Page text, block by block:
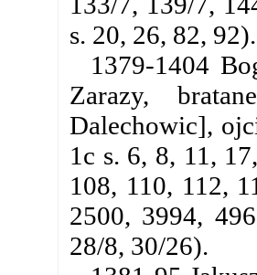
s. 20, 26, 82, 92).
1379-1404
Zarazy,
Dalechowic],
1c s. 6, 8, 11,
108, 110, 112,
2500, 3994,
28/8, 30/26).